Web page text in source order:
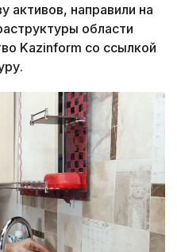
активов, направили на
области
Kazinform со ссылкой